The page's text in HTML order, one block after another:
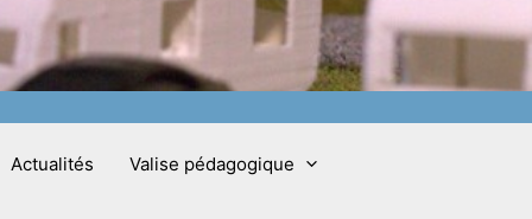
Actualités Valise pédagogique